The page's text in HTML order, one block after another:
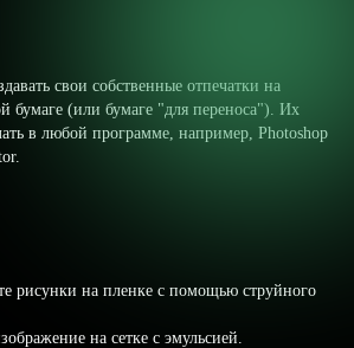
свои собственные отпечатки на
бумаге (или бумаге "для переноса"). Их
в любой программе, например, Photoshop
рисунки на пленке с помощью струйного
на сетке с эмульсией.